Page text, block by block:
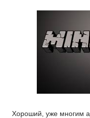
Хороший, уже многим